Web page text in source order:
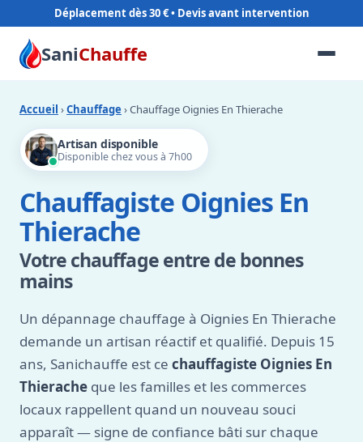
Déplacement dès 30 €
SaniChauffe
Accueil ›Chauffage › Chauffage Oignies En Thierache
Artisan disponible
Disponible chez vous à 7h00
Chauffagiste Oignies En
Thierache
Votre chauffage entre de bonnes
mains
Un dépannage chauffage à Oignies En Thierache
demande un artisan réactif et qualifié. Depuis 15
ans, Sanichauffe est ce chauffagiste Oignies En
Thierache que les familles et les commerces
locaux rappellent quand un nouveau souci
apparaît — signe de confiance bâti sur chaque